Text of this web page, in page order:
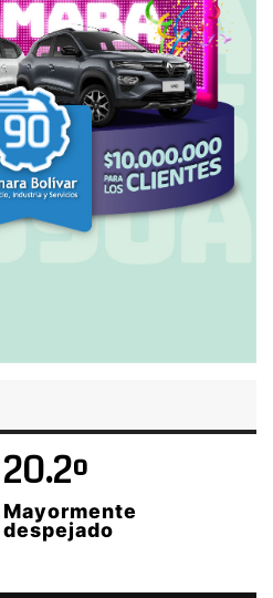
20.2º
Mayormente
despejado